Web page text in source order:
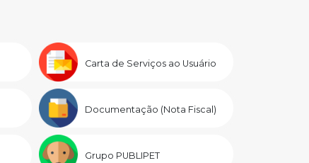
Carta de Serviços ao Usuário
Documentação (Nota Fiscal)
Grupo PUBLIPET